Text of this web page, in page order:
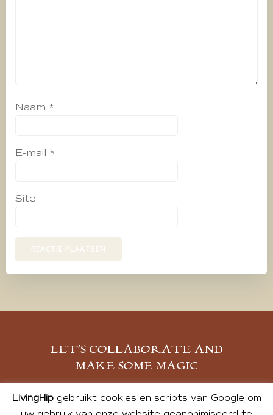
Naam *
E-mail *
Site
LET’S COLLABORATE AND
MAKE SOME MAGIC
MELD JE AAN
LivingHipgebruikt cookies en scripts van Google om